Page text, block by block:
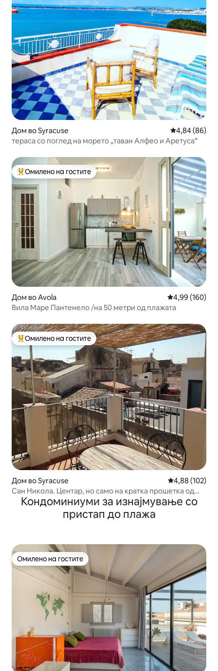
Дом во Syracuse Просечна
4,84 (86)
тераса со поглед на морето „таван Алфео и Аретуса“
Меѓу најуспешните „Омилени на гостите“
Омилено на гостите
Дом во Avola Просечна
4,99 (160)
Вила Маре Пантенело /на 50 метри од плажата
Меѓу најуспешните „Омилени на гостите“
Омилено на гостите
Дом во Syracuse Просечна
4,88 (102)
Сан Никола. Центар, но само на кратка прошетка од
морето
Кондоминиуми за изнајмување со
пристап до плажа
Омилено на гостите
Омилено на гостите